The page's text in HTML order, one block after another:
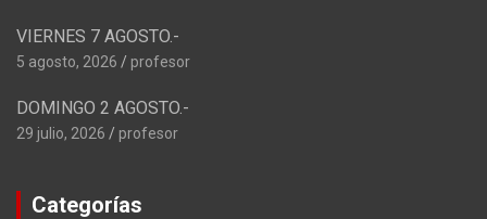
VIERNES 7 AGOSTO.-
5 agosto, 2026 profesor
DOMINGO 2 AGOSTO.-
29 julio, 2026 profesor
Categorías